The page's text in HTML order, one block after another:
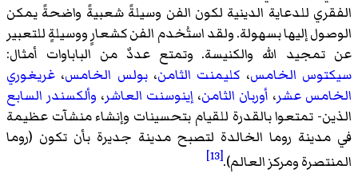
الفقري للدعاية الدينية لكون الفن وسيلةً شعبيةً واضحةً يمكن
الوصول إليها بسهولة. ولقد استُخدم الفن كشعارٍ ووسيلةٍ للتعبير
عن تمجيد الله والكنيسة. وتمتع عددٌ من الباباوات أمثال:
سيكتوس الخامس، كليمنت الثامن،بولس الخامس، غريغوري
الخامس عشر، أوربان الثامن، إينوسنت العاشر، وألكسندر السابع
الذين- تمتعوا بالقدرة للقيام بتحسينات وإنشاء منشآت عظيمة
في مدينة روما الخالدة لتصبح مدينة جديرة بأن تكون (روما
المنتصرة ومركز العالم).[13]